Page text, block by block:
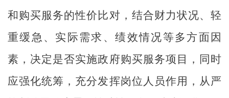
和购买服务的性价比对 ， 结合财力状况、轻
重缓急、实际需求、绩效情况等多方面因
素，决定是否实施政府购买服务项目，同时
应强化统筹，充分发挥岗位人员作用，从 严